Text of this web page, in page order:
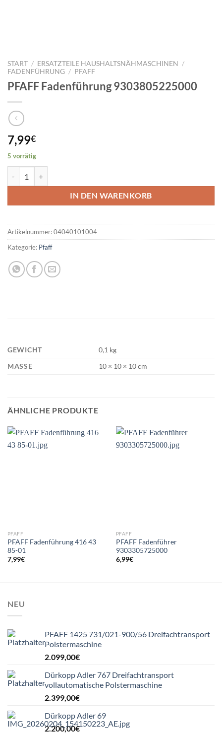
START / ERSATZTEILE HAUSHALTSNÄHMASCHINEN /
FADENFÜHRUNG / PFAFF
PFAFF Fadenführung 9303805225000
7,99€
5 vorrätig
IN DEN WARENKORB
Artikelnummer:04040101004
Kategorie: Pfaff
GEWICHT
0,1 kg
MASSE
10 × 10 × 10 cm
ÄHNLICHE PRODUKTE
PFAFF
PFAFF Fadenführung 416 43
85-01
7,99€
PFAFF
PFAFF Fadenführer
9303305725000
6,99€
NEU
PFAFF 1425 731/021-900/56 Dreifachtransport
Polstermaschine
2.099,00€
Dürkopp Adler 767 Dreifachtransport
vollautomatische Polstermaschine
2.399,00€
Dürkopp Adler 69
2.200,00€